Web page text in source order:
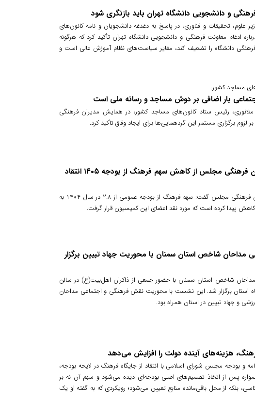
و دانشجویی دانشگاه تهران باید بازنگری شود
علوم، تحقیقات و فناوری، در پاسخ به دغدغه دانشجویان و نامه کانون‌های
ادغام معاونت فرهنگی و دانشجویی دانشگاه تهران تأکید کرد که هرگونه
فرهنگی دانشگاه را تضعیف کند، مغایر سیاست‌های نظام آموزش عالی است و
مساجد کشور:
بار اضافی بر دوش مساجد و رسانه ملی است
رئیس ستاد کانون‌های مساجد کشور، در همایش مدیران فرهنگی
لزوم برگزاری مستمر این گردهمایی‌ها برای ایجاد وفاق تأکید کرد.
اعضای کمیسیون فرهنگی مجلس از کاهش سهم فرهنگ از بودجه ۱۴۰۵ انتقاد
سخنگوی کمیسیون فرهنگی مجلس گفت: سهم فرهنگ از بودجه عمومی از ۲.۸ در سال ۱۴۰۴ به
شاخص استان سمنان با محوریت جهاد تبیین برگزار
شاخص استان سمنان با حضور جمعی از ذاکران اهل‌بیت(ع) در سالن
استان برگزار شد. این نشست با محوریت نقش فرهنگی و اجتماعی مداحان
و جهاد تبیین در استان همراه بود.
هزینه‌های آینده دولت را افزایش می‌دهد
و بودجه مجلس شورای اسلامی با انتقاد از جایگاه فرهنگ در لایحه بودجه،
پس از اتخاذ تصمیم‌های اصلی بودجه‌ای دیده می‌شود و سهم آن نه بر
بلکه از محل باقی‌مانده منابع تعیین می‌شود؛ رویکردی که به گفته او یک